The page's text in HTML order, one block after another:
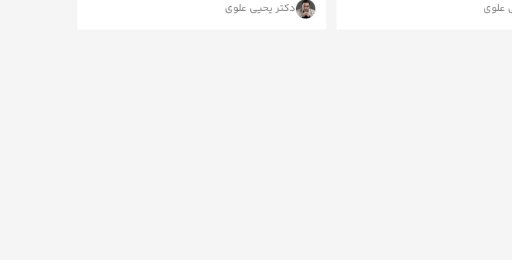
علوی دکتر یحیی علوی